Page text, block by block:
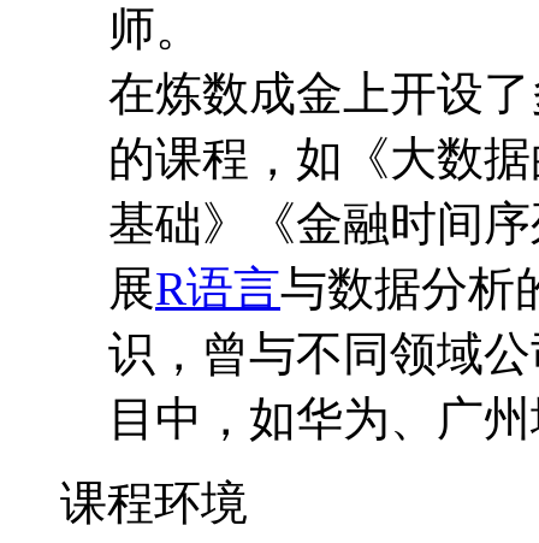
师。
在炼数成金上开设
的课程，如《大数
基础》《金融时间
展R语言与数据分析
识，曾与不同领域
目中，如华为、广
课程环境